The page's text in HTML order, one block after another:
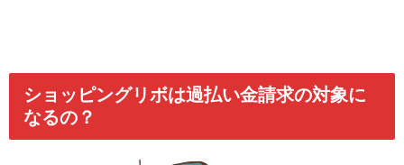
ショッピングリボは過払い金請求の対象に
なるの？